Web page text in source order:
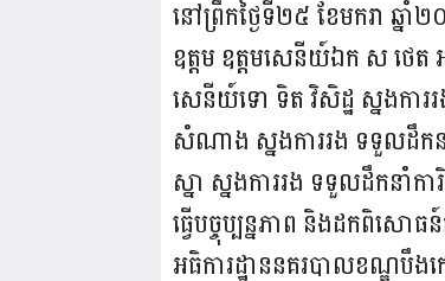
នៅព្រឹកថ្ងៃទី២៥ ខែមករា ឆ្
ឧត្តម​ ឧត្តមសេនីយ៍ឯក​ ស​ ថេត​
សេនីយ៍ទោ ទិត វិសិដ្ឋ ស្នងការ
សំណាង ស្នងការរង ទទួលដឹក
ស្នា ស្នងការរង ទទួលដឹកនាំក
ធ្វើបច្ចុប្បន្នភាព និងដកពិសោ
អធិការដ្ឋាននគរបាលខណ្ឌបឹងក